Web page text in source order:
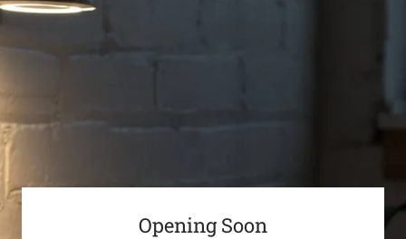
Opening Soon